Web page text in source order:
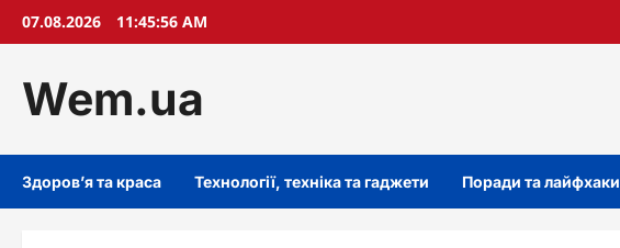
Skip07.08.2026 11:45:57 AM
Wem.ua
Здоров’я та краса Технології, техніка та гаджети Поради та лайфхаки